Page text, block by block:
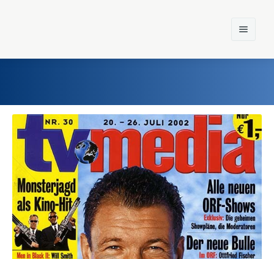
Home
Einst und Heute
Marken
Konzerne
Epoche